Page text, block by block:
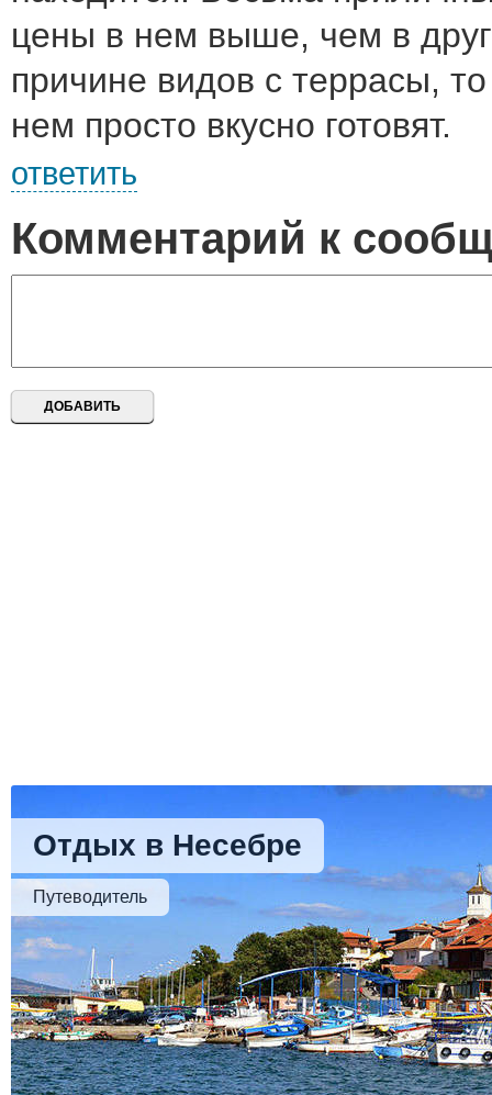
цены в нем выше, чем в
причине видов с террасы,
нем просто вкусно готовят.
ответить
Комментарий к
Отдых в Несебре
Путеводитель